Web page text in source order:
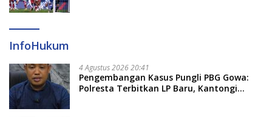
InfoHukum
4 Agustus 2026 20:41
Pengembangan Kasus Pungli PBG Gowa:
Polresta Terbitkan LP Baru, Kantongi